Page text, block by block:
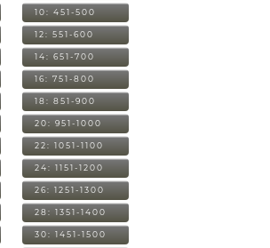
10: 451-500
12: 551-600
14: 651-700
16: 751-800
18: 851-900
20: 951-1000
22: 1051-1100
24: 1151-1200
26: 1251-1300
28: 1351-1400
30: 1451-1500